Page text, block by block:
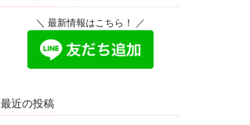
＼ 最新情報はこちら！ ／
最近の投稿